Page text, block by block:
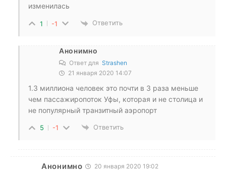
изменилась
1 -1 Ответить
Анонимно
Ответ для Strashen
21 января 2020 14:07
1.3 миллиона человек это почти в 3 раза меньше
чем пассажиропоток Уфы, которая и не столица и
не популярный транзитный аэропорт
5 -1 Ответить
Анонимно 20 января 2020 19:02